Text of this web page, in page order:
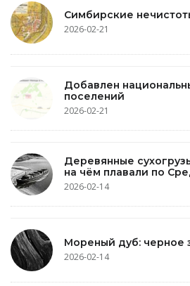
Симбирские
2026-02-21
Добавлен
поселений
2026-02-21
Деревянные
на чём плавали по
2026-02-14
Мореный дуб: черное
2026-02-14